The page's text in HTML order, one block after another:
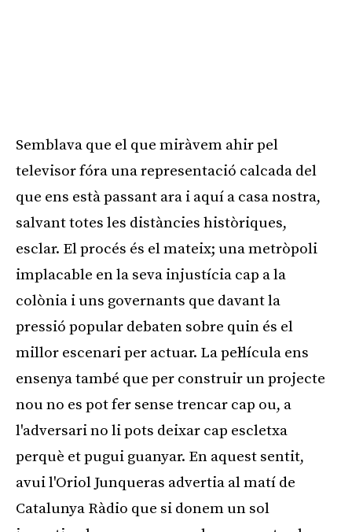
Semblava que el que miràvem ahir pel
televisor fóra una representació calcada del
que ens està passant ara i aquí a casa nostra,
salvant totes les distàncies històriques,
esclar. El procés és el mateix; una metròpoli
implacable en la seva injustícia cap a la
colònia i uns governants que davant la
pressió popular debaten sobre quin és el
millor escenari per actuar. La pel·lícula ens
ensenya també que per construir un projecte
nou no es pot fer sense trencar cap ou, a
l'adversari no li pots deixar cap escletxa
perquè et pugui guanyar. En aquest sentit,
avui l'Oriol Junqueras advertia al matí de
Catalunya Ràdio que si donem un sol